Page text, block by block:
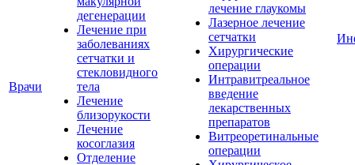
Врачи
дегенерации
Лечение при
заболеваниях
сетчатки и
стекловидного
тела
Лечение
близорукости
Лечение
косоглазия
Отделение
лечение глаукомы
Лазерное лечение
сетчатки
Хирургические
операции
Интравитреальное
введение
лекарственных
препаратов
Витреоретинальные
операции